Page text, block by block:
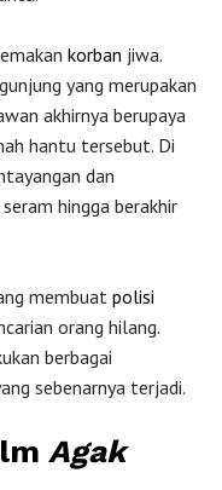
korban jiwa.
yang merupakan
akhirnya berupaya
hantu tersebut. Di
dan
hingga berakhir
membuat polisi
orang hilang.
berbagai
sebenarnya terjadi.
Agak